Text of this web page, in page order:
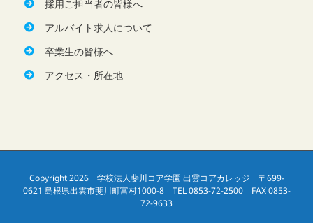
採用ご担当者の皆様へ
アルバイト求人について
卒業生の皆様へ
アクセス・所在地
Copyright 2026 学校法人斐川コア学園 出雲コアカレッジ 〒699-
0621 島根県出雲市斐川町富村1000-8 TEL 0853-72-2500 FAX 0853-
72-9633